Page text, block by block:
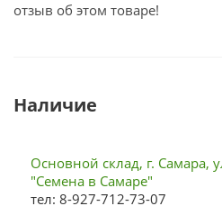
отзыв об этом товаре!
Наличие
Основной склад, г. Самара,
"Семена в Самаре"
тел: 8-927-712-73-07